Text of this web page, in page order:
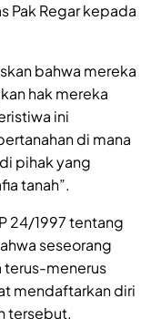
Pak Regar kepada
bahwa mereka
hak mereka
ini
di mana
pihak yang
tanah”.
24/1997 tentang
seseorang
terus-menerus
mendaftarkan diri
tersebut.